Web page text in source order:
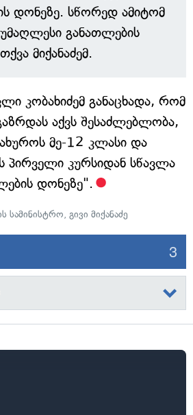
დონეზე. სწორედ ამიტომ
განათლების
მიქანაძემ.
კობახიძემ განაცხადა, რომ
აქვს შესაძლებლობა,
მე-12 კლასი და
პირველი კურსიდან სწავლა
დონეზე".
სამინისტრო, გივი მიქანაძე
3